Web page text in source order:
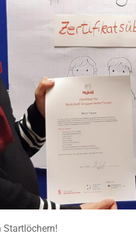
Startlöchern!